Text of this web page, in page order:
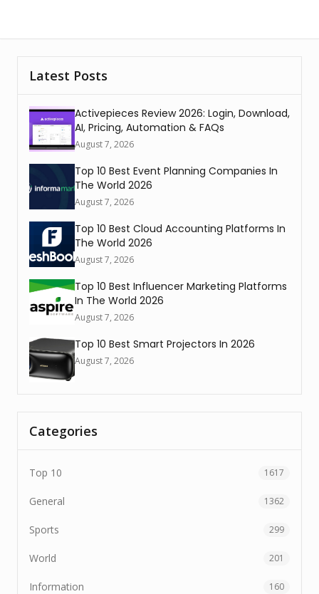
Latest Posts
Activepieces Review 2026: Login, Download,
AI, Pricing, Automation & FAQs
August 7, 2026
Top 10 Best Event Planning Companies In
The World 2026
August 7, 2026
Top 10 Best Cloud Accounting Platforms In
The World 2026
August 7, 2026
Top 10 Best Influencer Marketing Platforms
In The World 2026
August 7, 2026
Top 10 Best Smart Projectors In 2026
August 7, 2026
Categories
Top 10 1617
General 1362
Sports 299
World 201
Information 160